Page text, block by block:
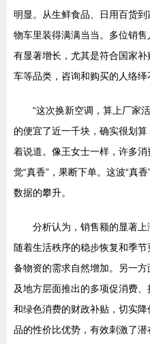
明显。从生鲜食品、日用百货
物车里装得满满当当。多位销
有显著增长，尤其是符合国家
车等品类，咨询和购买的人络绎
“这次换新空调，算上厂家
的便宜了近一千块，确实很划
着说道。像王女士一样，许多
觉“真香”，果断下单。这波“真
数据的攀升。
分析认为，销售额的显著上
随着生活秩序的稳步恢复和季
备物资的需求自然增加。另一
及地方层面推出的多项促消费
和绿色消费的财政补贴，切实
品的性价比优势，有效刺激了潜